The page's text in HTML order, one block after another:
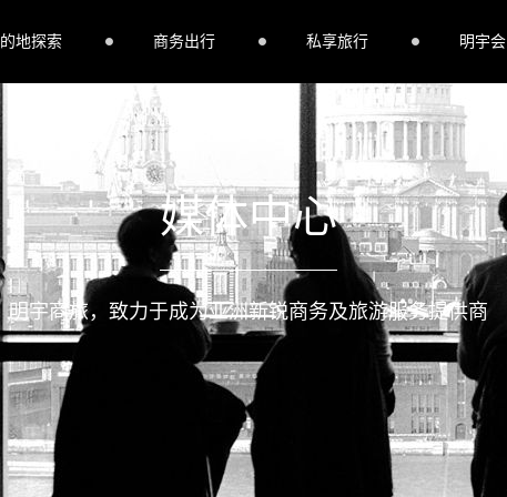
地探索 商务出行 私享旅行 明宇会
媒体中心
明宇商旅，致力于成为亚洲新锐商务及旅游服务提供商